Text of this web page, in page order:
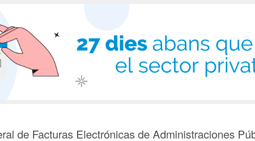
de Facturas Electrónicas de Administraciones